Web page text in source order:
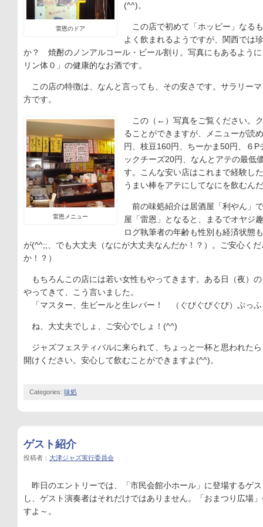
雷恩のドア
(^^)。
この店で初めて「ホッピー」なる
よく飲まれるようですが、関西では
か？ 焼酎のノンアルコール・ビール割り。写真にもあるよう
リン体０」の健康的なお酒です。
この店の特徴は、なんと言っても、その安さです。サラリー
方です。
雷恩メニュー
この（←）写真をご覧ください。
ることができますが、メニューが読
円、枝豆160円、ちーかま50円、６
ックチーズ20円、なんとアテの最低
す。こんな安い店はこれまで経験し
うまい棒をアテにしてなにを飲むん
前の味処紹介は居酒屋「利やん」
屋「雷恩」となると、まるでオヤジ
ログ執筆者の年齢も性別も経済状態
が(^^;;、でも大丈夫（なにが大丈夫なんだか！？）。ご安心く
か！？）
もちろんこの店には若い女性もやってきます。ある日（夜）
やってきて、こう言いました。
「マスター、生ビールと生レバー！ （ぐびぐびぐび）ぷっふ
ね、大丈夫でしょ、ご安心でしょ！(^^)
ジャズフェスティバルに来られて、ちょっと一杯と思われた
開けください。安心して飲むことができますよ(^^)。
Categories: 味処
ゲスト紹介
投稿者： 大津ジャズ実行委員会
昨日のエントリーでは、「市民会館小ホール」に登場するゲ
し、ゲスト演奏者はそれだけではありません。「おまつり広場
すよ～。